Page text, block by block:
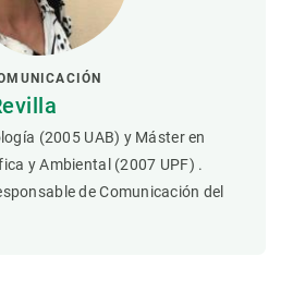
(2005 UAB) y Máster en
y Ambiental (2007 UPF) .
de Comunicación del